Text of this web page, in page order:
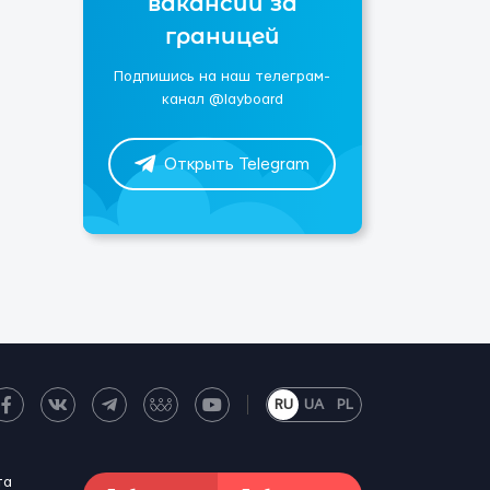
границей
Подпишись на наш телеграм-
канал @layboard
Открыть Telegram
RU UA PL